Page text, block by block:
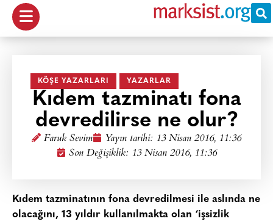
KÖŞE YAZARLARI YAZARLAR
Kıdem tazminatı fona
devredilirse ne olur?
Faruk Sevim Yayın tarihi: 13 Nisan 2016, 11:36
Son Değişiklik: 13 Nisan 2016, 11:36
Kıdem tazminatının fona devredilmesi ile aslında ne
olacağını, 13 yıldır kullanılmakta olan ‘işsizlik